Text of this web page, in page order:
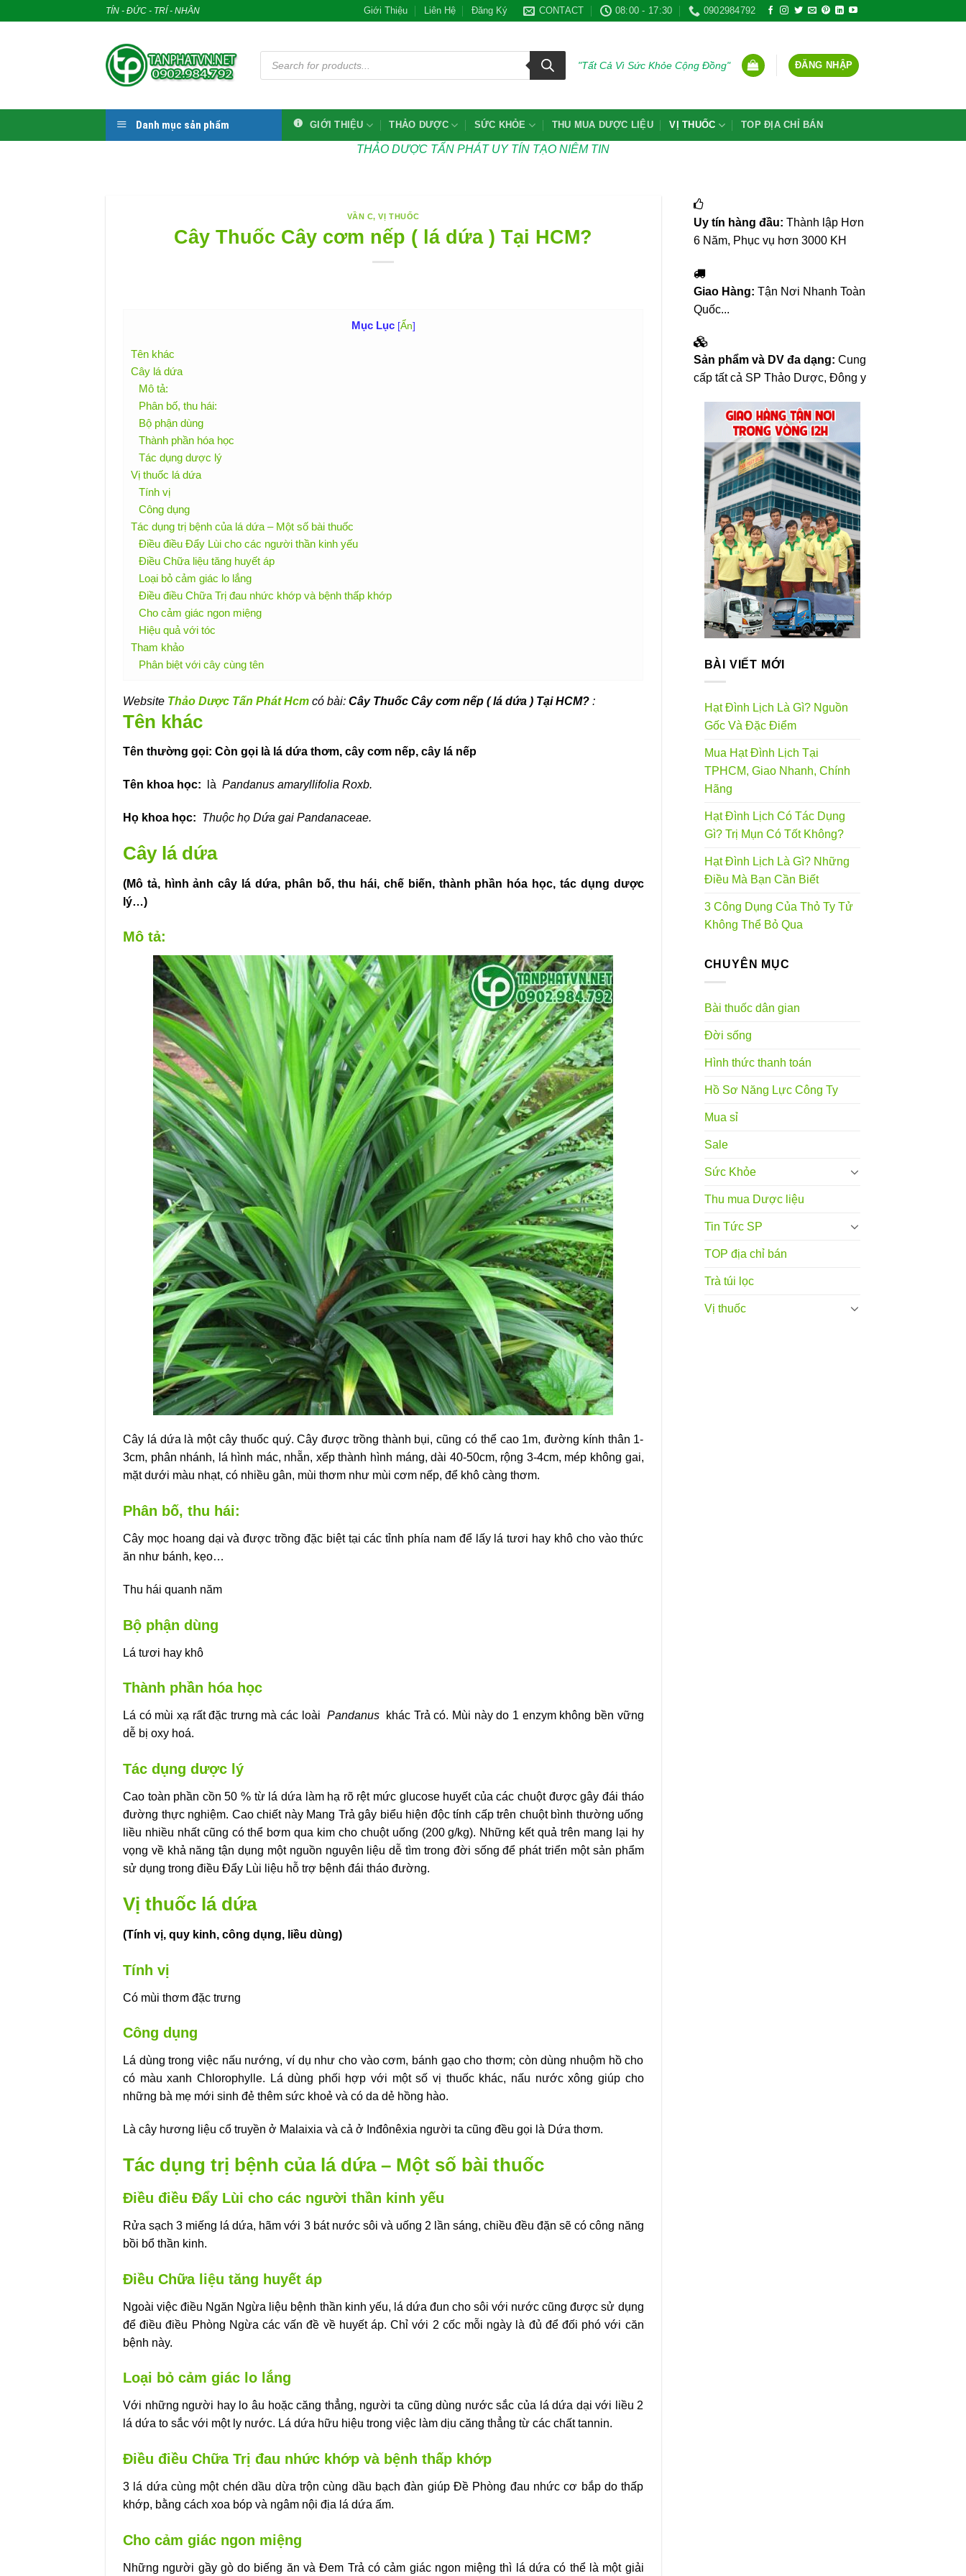
TÍN - ĐỨC - TRÍ - NHÂN Giới Thiệu Liên Hệ Đăng Ký CONTACT 08:00 - 17:30 0902984792
Tìm
kiếm
phẩm
"Tất Cả Vì Sức Khỏe Cộng Đồng" ĐĂNG NHẬP
Danh mục sản phẩm GIỚI THIỆU THẢO DƯỢC SỨC KHỎE THU MUA DƯỢC LIỆU VỊ THUỐC TOP ĐỊA CHỈ BÁN
THẢO DƯỢC TẤN PHÁT UY TÍN TẠO NIÊM TIN
VẦN C,VỊ THUỐC
Cây Thuốc Cây cơm nếp ( lá dứa ) Tại HCM?
Mục Lục [Ẩn]
Tên khác
Cây lá dứa
Mô tả:
Phân bố, thu hái:
Bộ phận dùng
Thành phần hóa học
Tác dụng dược lý
Vị thuốc lá dứa
Tính vị
Công dụng
Tác dụng trị bệnh của lá dứa – Một số bài thuốc
Điều điều Đẩy Lùi cho các người thần kinh yếu
Điều Chữa liệu tăng huyết áp
Loại bỏ cảm giác lo lắng
Điều điều Chữa Trị đau nhức khớp và bệnh thấp khớp
Cho cảm giác ngon miệng
Hiệu quả với tóc
Tham khảo
Phân biệt với cây cùng tên
Website Thảo Dược Tấn Phát Hcm có bài: Cây Thuốc Cây cơm nếp ( lá dứa ) Tại HCM? :
Tên khác
Tên thường gọi: Còn gọi là lá dứa thơm, cây cơm nếp, cây lá nếp
Tên khoa học: là Pandanus amaryllifolia Roxb.
Họ khoa học: Thuộc họ Dứa gai Pandanaceae.
Cây lá dứa
(Mô tả, hình ảnh cây lá dứa, phân bố, thu hái, chế biến, thành phần hóa học, tác dụng dược
lý…)
Mô tả:
Cây lá dứa là một cây thuốc quý. Cây được trồng thành bụi, cũng có thể cao 1m, đường kính thân 1-
3cm, phân nhánh, lá hình mác, nhẵn, xếp thành hình máng, dài 40-50cm, rộng 3-4cm, mép không gai,
mặt dưới màu nhạt, có nhiều gân, mùi thơm như mùi cơm nếp, để khô càng thơm.
Phân bố, thu hái:
Cây mọc hoang dại và được trồng đặc biệt tại các tỉnh phía nam để lấy lá tươi hay khô cho vào thức
ăn như bánh, kẹo…
Thu hái quanh năm
Bộ phận dùng
Lá tươi hay khô
Thành phần hóa học
Lá có mùi xạ rất đặc trưng mà các loài Pandanus
khác Trả có. Mùi này do 1 enzym không bền vững
dễ bị oxy hoá.
Tác dụng dược lý
Cao toàn phần cồn 50 % từ lá dứa làm hạ rõ rệt mức glucose huyết của các chuột được gây đái tháo
đường thực nghiệm. Cao chiết này Mang Trả gây biểu hiện độc tính cấp trên chuột bình thường uống
liều nhiều nhất cũng có thể bơm qua kim cho chuột uống (200 g/kg). Những kết quả trên mang lại hy
vọng về khả năng tận dụng một nguồn nguyên liệu dễ tìm trong đời sống để phát triển một sản phẩm
sử dụng trong điều Đẩy Lùi liệu hỗ trợ bệnh đái tháo đường.
Vị thuốc lá dứa
(Tính vị, quy kinh, công dụng, liều dùng)
Tính vị
Có mùi thơm đặc trưng
Công dụng
Lá dùng trong việc nấu nướng, ví dụ như cho vào cơm, bánh gạo cho thơm; còn dùng nhuộm hồ cho
có màu xanh Chlorophylle. Lá dùng phối hợp với một số vị thuốc khác, nấu nước xông giúp cho
những bà mẹ mới sinh đẻ thêm sức khoẻ và có da dẻ hồng hào.
Là cây hương liệu cổ truyền ở Malaixia và cả ở Inđônêxia người ta cũng đều gọi là Dứa thơm.
Tác dụng trị bệnh của lá dứa – Một số bài thuốc
Điều điều Đẩy Lùi cho các người thần kinh yếu
Rửa sạch 3 miếng lá dứa, hãm với 3 bát nước sôi và uống 2 lần sáng, chiều đều đặn sẽ có công năng
bồi bổ thần kinh.
Điều Chữa liệu tăng huyết áp
Ngoài việc điều Ngăn Ngừa liệu bệnh thần kinh yếu, lá dứa đun cho sôi với nước cũng được sử dụng
để điều điều Phòng Ngừa các vấn đề về huyết áp. Chỉ với 2 cốc mỗi ngày là đủ để đối phó với căn
bệnh này.
Loại bỏ cảm giác lo lắng
Với những người hay lo âu hoặc căng thẳng, người ta cũng dùng nước sắc của lá dứa dại với liều 2
lá dứa to sắc với một ly nước. Lá dứa hữu hiệu trong việc làm dịu căng thẳng từ các chất tannin.
Điều điều Chữa Trị đau nhức khớp và bệnh thấp khớp
3 lá dứa cùng một chén dầu dừa trộn cùng dầu bạch đàn giúp Đề Phòng đau nhức cơ bắp do thấp
khớp, bằng cách xoa bóp và ngâm nội địa lá dứa ấm.
Cho cảm giác ngon miệng
Những người gầy gò do biếng ăn và Đem Trả có cảm giác ngon miệng thì lá dứa có thể là một giải
Uy tín hàng đầu: Thành lập Hơn
6 Năm, Phục vụ hơn 3000 KH
Giao Hàng: Tận Nơi Nhanh Toàn
Quốc...
Sản phẩm và DV đa dạng: Cung
cấp tất cả SP Thảo Dược, Đông y
BÀI VIẾT MỚI
Hạt Đình Lịch Là Gì? Nguồn
Gốc Và Đặc Điểm
Mua Hạt Đình Lịch Tại
TPHCM, Giao Nhanh, Chính
Hãng
Hạt Đình Lịch Có Tác Dụng
Gì? Trị Mụn Có Tốt Không?
Hạt Đình Lịch Là Gì? Những
Điều Mà Bạn Cần Biết
3 Công Dụng Của Thỏ Ty Tử
Không Thể Bỏ Qua
CHUYÊN MỤC
Bài thuốc dân gian
Đời sống
Hình thức thanh toán
Hồ Sơ Năng Lực Công Ty
Mua sỉ
Sale
Sức Khỏe
Thu mua Dược liệu
Tin Tức SP
TOP địa chỉ bán
Trà túi lọc
Vị thuốc